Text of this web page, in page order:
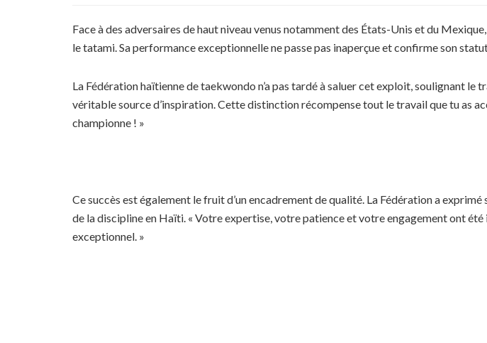
Face à des adversaires de haut niveau venus notamment des États-Unis et du
le tatami. Sa performance exceptionnelle ne passe pas inaperçue et confirme son
La Fédération haïtienne de taekwondo n’a pas tardé à saluer cet exploit, soulignant
véritable source d’inspiration. Cette distinction récompense tout le travail que tu as
championne ! »
Ce succès est également le fruit d’un encadrement de qualité. La Fédération a
de la discipline en Haïti. « Votre expertise, votre patience et votre engagement ont
exceptionnel. »